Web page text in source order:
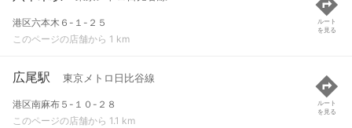
港区六本木６-１-２５
このページの店舗から 1 km
ルート
を見る
広尾駅 東京メトロ日比谷線
港区南麻布５-１０-２８
このページの店舗から 1.1 km
ルート
を見る